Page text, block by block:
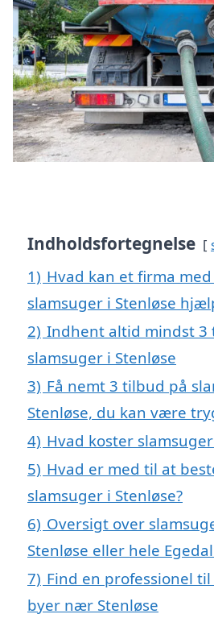
Indholdsfortegnelse
1) Hvad kan et firma
slamsuger i Stenløse
2) Indhent altid mindst 3
slamsuger i Stenløse
3) Få nemt 3 tilbud på
Stenløse, du kan være
4) Hvad koster
5) Hvad er med til at
slamsuger i Stenløse?
6) Oversigt over
Stenløse eller hele
7) Find en professionel
byer nær Stenløse